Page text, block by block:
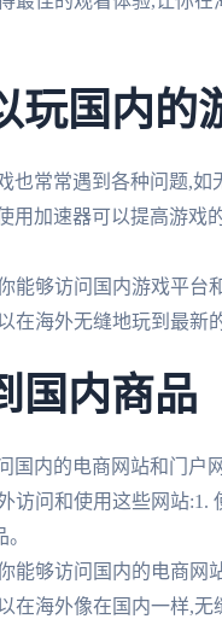
玩国内的
也常常遇到各种问题,
用加速器可以提高游戏
能够访问国内游戏平台
在海外无缝地玩到最新
国内商品
国内的电商网站和门户
访问和使用这些网站
能够访问国内的电商网
在海外像在国内一样,无